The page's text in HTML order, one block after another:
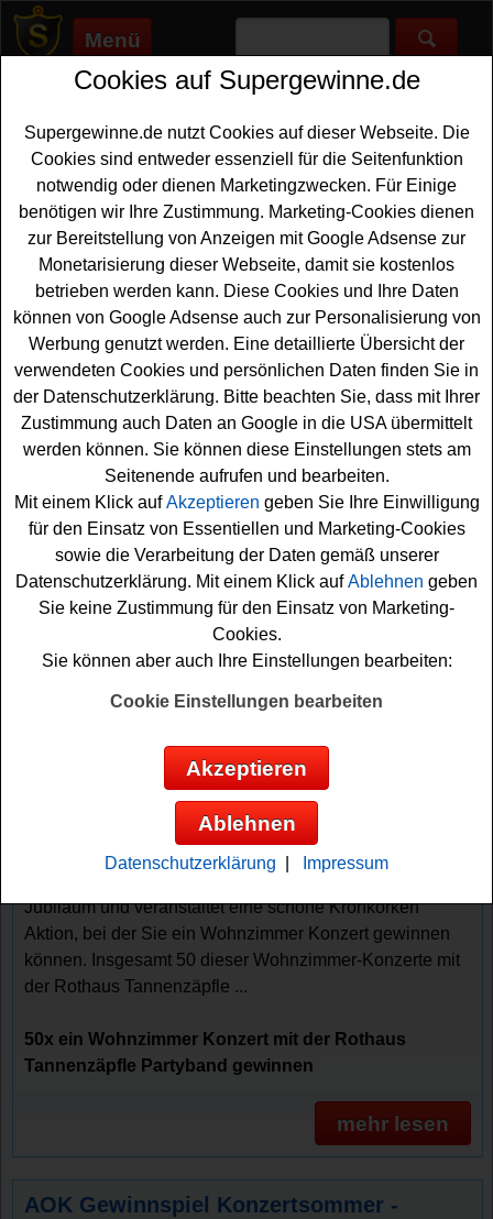
Menü
Supergewinne.de>Gewinnspiele>Konzert
Konzert gewinnen - Konzert
Gewinnspiel
Aktuelle Konzert Gewinnspiele 2026 bei Supergewinne.de
✅ Jetzt kostenlos mitmachen und mit etwas Glück ein
Konzert gewinnen. ✅
Anzeige:
Gewinnsumme ▲ ▼ Gewinnanzahl
Rothaus Gewinnspiel - Code eingeben
Ein tolles Rothaus Gewinnspiel mit Code auf rothaus-
Jubiläum und veranstaltet eine schöne Kronkorken
Aktion, bei der Sie ein Wohnzimmer Konzert gewinnen
können. Insgesamt 50 dieser Wohnzimmer-Konzerte mit
der Rothaus Tannenzäpfle ...
50x ein Wohnzimmer Konzert mit der Rothaus
Tannenzäpfle Partyband gewinnen
mehr lesen
AOK Gewinnspiel Konzertsommer -
Cookies auf Supergewinne.de
Supergewinne.de nutzt Cookies auf dieser Webseite. Die
Cookies sind entweder essenziell für die Seitenfunktion
notwendig oder dienen Marketingzwecken. Für Einige
benötigen wir Ihre Zustimmung. Marketing-Cookies dienen
zur Bereitstellung von Anzeigen mit Google Adsense zur
Monetarisierung dieser Webseite, damit sie kostenlos
betrieben werden kann. Diese Cookies und Ihre Daten
können von Google Adsense auch zur Personalisierung von
Werbung genutzt werden. Eine detaillierte Übersicht der
verwendeten Cookies und persönlichen Daten finden Sie in
der Datenschutzerklärung. Bitte beachten Sie, dass mit Ihrer
Zustimmung auch Daten an Google in die USA übermittelt
werden können. Sie können diese Einstellungen stets am
Seitenende aufrufen und bearbeiten.
Mit einem Klick aufAkzeptieren geben Sie Ihre Einwilligung
für den Einsatz von Essentiellen und Marketing-Cookies
sowie die Verarbeitung der Daten gemäß unserer
Datenschutzerklärung. Mit einem Klick aufAblehnen geben
Sie keine Zustimmung für den Einsatz von Marketing-
Cookies.
Sie können aber auch Ihre Einstellungen bearbeiten:
Cookie Einstellungen bearbeiten
Akzeptieren
Ablehnen
Datenschutzerklärung Impressum